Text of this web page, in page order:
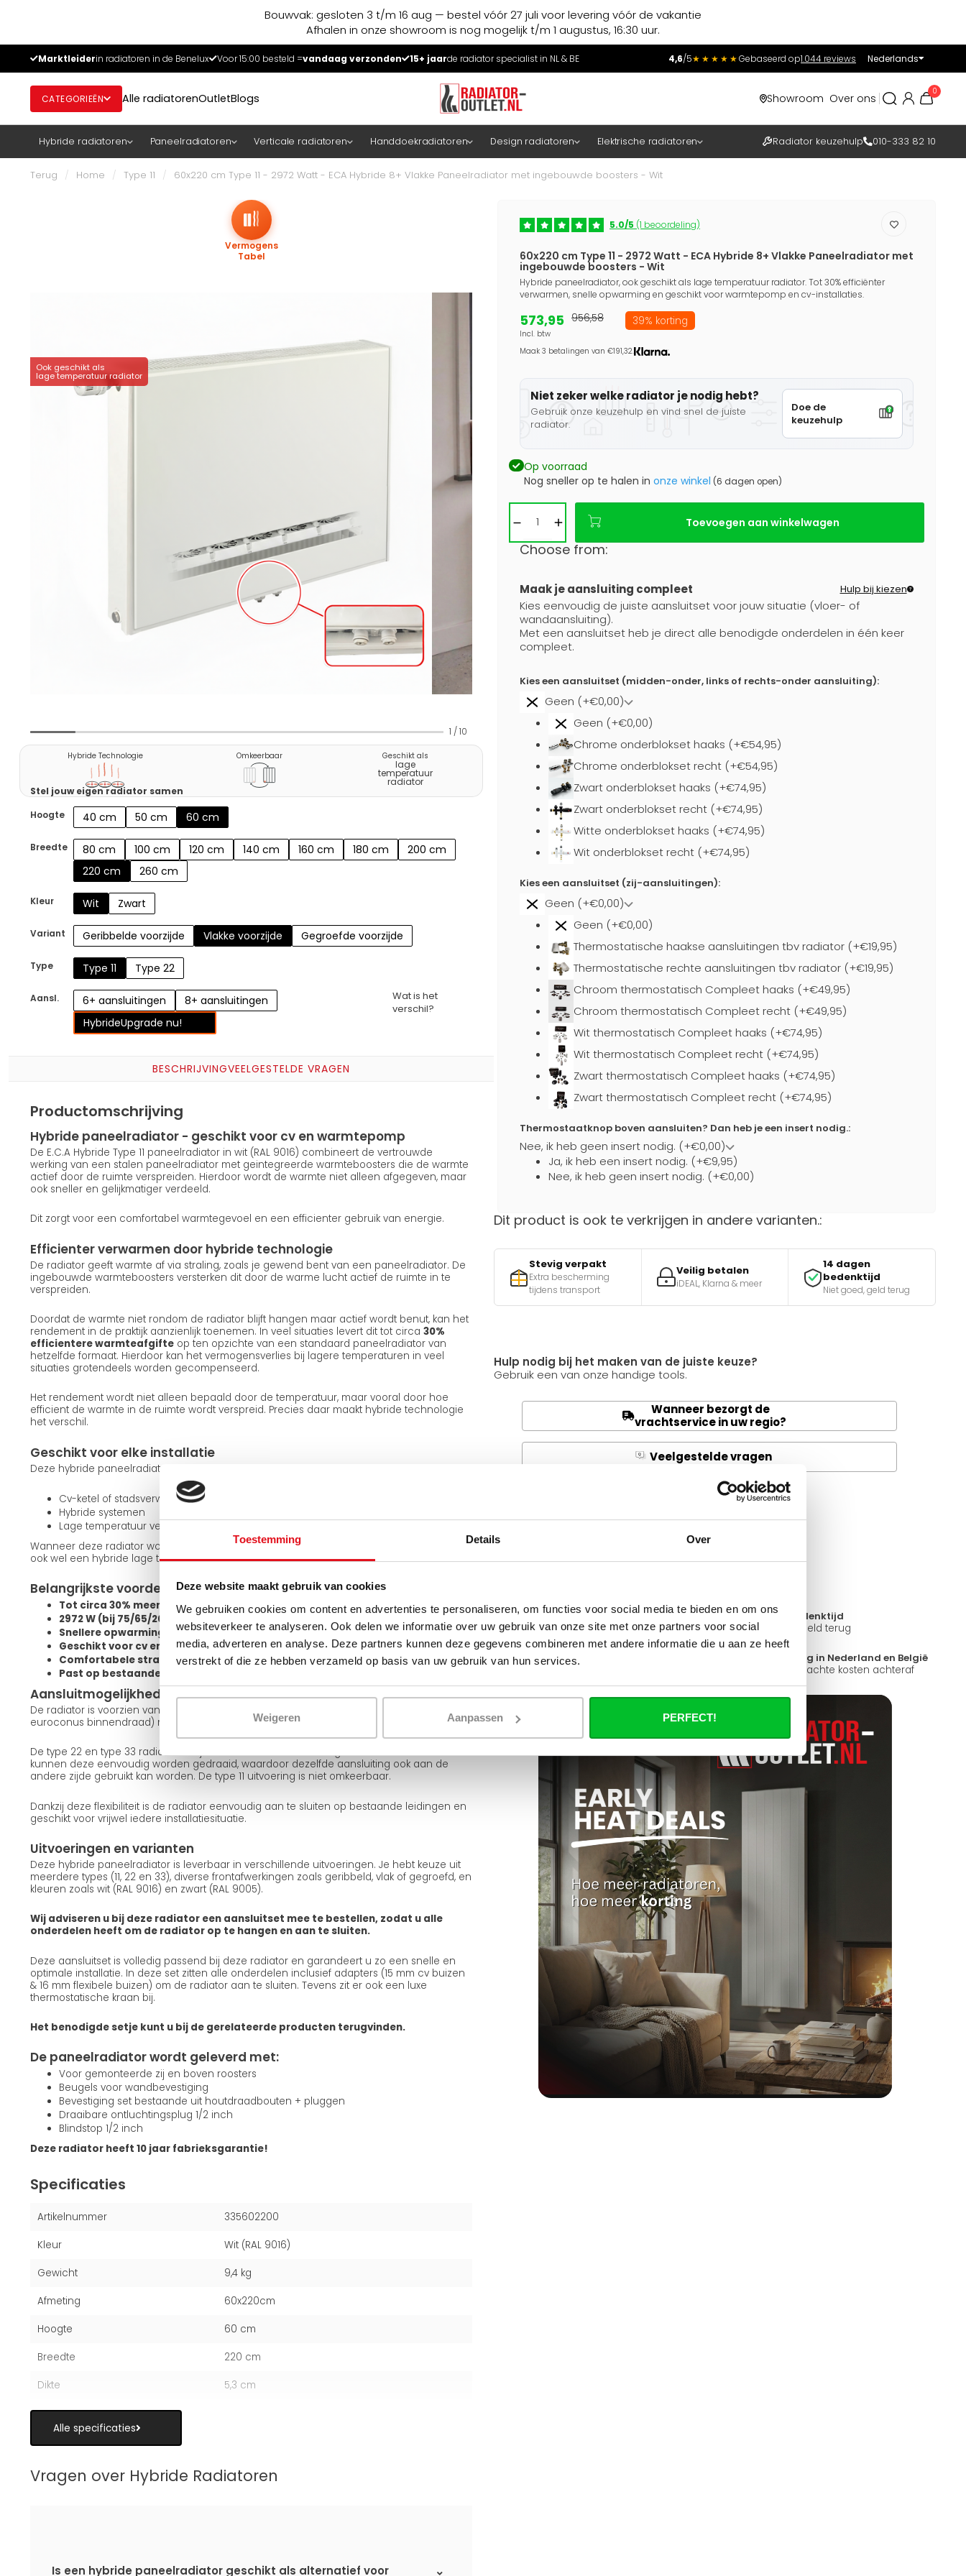
Toestemming Details Over
Deze website maakt gebruik van cookies
We gebruiken cookies om content en advertenties te personaliseren, om functies voor social media te bieden en om ons
websiteverkeer te analyseren. Ook delen we informatie over uw gebruik van onze site met onze partners voor social
media, adverteren en analyse. Deze partners kunnen deze gegevens combineren met andere informatie die u aan ze heeft
verstrekt of die ze hebben verzameld op basis van uw gebruik van hun services.
Weigeren Aanpassen PERFECT!
Bouwvak: gesloten 3 t/m 16 aug — bestel vóór 27 juli voor levering vóór de vakantie
Afhalen in onze showroom is nog mogelijk t/m 1 augustus, 16:30 uur.
Marktleiderin radiatoren in de Benelux Voor 15:00 besteld =vandaag verzonden 15+ jaarde radiator specialist in NL & BE 4,6/5★★★★★Gebaseerd op1.044 reviews Nederlands
CATEGORIEËN Alle radiatorenOutletBlogs Showroom Over ons
0
Hybride radiatoren Paneelradiatoren Verticale radiatoren Handdoekradiatoren Design radiatoren Elektrische radiatoren Radiator keuzehulp 010-333 82 10
Terug / Home / Type 11 / 60x220 cm Type 11 - 2972 Watt - ECA Hybride 8+ Vlakke Paneelradiator met ingebouwde boosters - Wit
Ook geschikt als
lage temperatuur radiator
Vermogens
Tabel
1 /10
Hybride Technologie Omkeerbaar Geschikt als
lage
temperatuur
radiator
Stel jouw eigen radiator samen
Hoogte
40 cm 50 cm 60 cm
Breedte 80 cm 100 cm 120 cm 140 cm 160 cm 180 cm
200 cm
220 cm
260 cm
Kleur Wit Zwart
Variant Geribbelde voorzijde Vlakke voorzijde Gegroefde voorzijde
Type Type 11 Type 22
Aansl. 6+ aansluitingen
8+ aansluitingen
HybrideUpgrade nu!
Wat is het
verschil?
BESCHRIJVINGVEELGESTELDE VRAGEN
Productomschrijving
Hybride paneelradiator - geschikt voor cv en warmtepomp
De E.C.A Hybride Type 11 paneelradiator in wit (RAL 9016) combineert de vertrouwde
werking van een stalen paneelradiator met geintegreerde warmteboosters die de warmte
actief door de ruimte verspreiden. Hierdoor wordt de warmte niet alleen afgegeven, maar
ook sneller en gelijkmatiger verdeeld.
Dit zorgt voor een comfortabel warmtegevoel en een efficienter gebruik van energie.
Efficienter verwarmen door hybride technologie
De radiator geeft warmte af via straling, zoals je gewend bent van een paneelradiator. De
ingebouwde warmteboosters versterken dit door de warme lucht actief de ruimte in te
verspreiden.
Doordat de warmte niet rondom de radiator blijft hangen maar actief wordt benut, kan het
rendement in de praktijk aanzienlijk toenemen. In veel situaties levert dit tot circa 30%
efficientere warmteafgifte op ten opzichte van een standaard paneelradiator van
hetzelfde formaat. Hierdoor kan het vermogensverlies bij lagere temperaturen in veel
situaties grotendeels worden gecompenseerd.
Het rendement wordt niet alleen bepaald door de temperatuur, maar vooral door hoe
efficient de warmte in de ruimte wordt verspreid. Precies daar maakt hybride technologie
het verschil.
Geschikt voor elke installatie
Deze hybride paneelradiator is geschikt voor:
Cv-ketel of stadsverwarming
Hybride systemen
Lage temperatuur verwarming zoals een warmtepomp
Wanneer deze radiator wordt toegepast binnen een lage temperatuur systeem, wordt dit
ook wel een hybride lage temperatuur radiator genoemd.
Belangrijkste voordelen
Tot circa 30% meer rendement uit dezelfde radiator
2972 W (bij 75/65/20degC) / 1486 W (bij 55/45/20degC)
Snellere opwarming van de ruimte
Geschikt voor cv en warmtepomp
Comfortabele stralingswarmte met betere verdeling
Past op bestaande aansluitingen
Aansluitmogelijkheden en installatie
De radiator is voorzien van 4x zij-, 2x zij-onder- en 2x midden-onder aansluitingen (1/2"
euroconus binnendraad) met een standaard hartafstand aan de onderkant van 50 mm.
De type 22 en type 33 radiatoren zijn omkeerbaar. Met de meegeleverde J-consoles
kunnen deze eenvoudig worden gedraaid, waardoor dezelfde aansluiting ook aan de
andere zijde gebruikt kan worden. De type 11 uitvoering is niet omkeerbaar.
Dankzij deze flexibiliteit is de radiator eenvoudig aan te sluiten op bestaande leidingen en
geschikt voor vrijwel iedere installatiesituatie.
Uitvoeringen en varianten
Deze hybride paneelradiator is leverbaar in verschillende uitvoeringen. Je hebt keuze uit
meerdere types (11, 22 en 33), diverse frontafwerkingen zoals geribbeld, vlak of gegroefd, en
kleuren zoals wit (RAL 9016) en zwart (RAL 9005).
Wij adviseren u bij deze radiator een aansluitset mee te bestellen, zodat u alle
onderdelen heeft om de radiator op te hangen en aan te sluiten.
Deze aansluitset is volledig passend bij deze radiator en garandeert u zo een snelle en
optimale installatie. In deze set zitten alle onderdelen inclusief adapters (15 mm cv buizen
& 16 mm flexibele buizen) om de radiator aan te sluiten. Tevens zit er ook een luxe
thermostatische kraan bij.
Het benodigde setje kunt u bij de gerelateerde producten terugvinden.
De paneelradiator wordt geleverd met:
Voor gemonteerde zij en boven roosters
Beugels voor wandbevestiging
Bevestiging set bestaande uit houtdraadbouten + pluggen
Draaibare ontluchtingsplug 1/2 inch
Blindstop 1/2 inch
Deze radiator heeft 10 jaar fabrieksgarantie!
Specificaties
Artikelnummer 335602200
Kleur Wit (RAL 9016)
Gewicht 9,4 kg
Afmeting 60x220cm
Hoogte 60 cm
Breedte 220 cm
Dikte 5,3 cm
Alle specificaties
Vragen over Hybride Radiatoren
Is een hybride paneelradiator geschikt als alternatief voor
5.0/5 (1 beoordeling)
60x220 cm Type 11 - 2972 Watt - ECA Hybride 8+ Vlakke Paneelradiator met
ingebouwde boosters - Wit
Hybride paneelradiator, ook geschikt als lage temperatuur radiator. Tot 30% efficiënter
verwarmen, snelle opwarming en geschikt voor warmtepomp en cv-installaties.
573,95
Incl. btw
956,58 39% korting
Maak 3 betalingen van €191,32.
Niet zeker welke radiator je nodig hebt?
Gebruik onze keuzehulp en vind snel de juiste
radiator.
Doe de
keuzehulp
Op voorraad
Nog sneller op te halen in onze winkel (6 dagen open)
Toevoegen aan winkelwagen
Choose from:
Maak je aansluiting compleet Hulp bij kiezen
Kies eenvoudig de juiste aansluitset voor jouw situatie (vloer- of
wandaansluiting).
Met een aansluitset heb je direct alle benodigde onderdelen in één keer
compleet.
Kies een aansluitset (midden-onder, links of rechts-onder aansluiting):
Geen (+€0,00)
Geen (+€0,00)
Chrome onderblokset haaks (+€54,95)
Chrome onderblokset recht (+€54,95)
Zwart onderblokset haaks (+€74,95)
Zwart onderblokset recht (+€74,95)
Witte onderblokset haaks (+€74,95)
Wit onderblokset recht (+€74,95)
Kies een aansluitset (zij-aansluitingen):
Geen (+€0,00)
Geen (+€0,00)
Thermostatische haakse aansluitingen tbv radiator (+€19,95)
Thermostatische rechte aansluitingen tbv radiator (+€19,95)
Chroom thermostatisch Compleet haaks (+€49,95)
Chroom thermostatisch Compleet recht (+€49,95)
Wit thermostatisch Compleet haaks (+€74,95)
Wit thermostatisch Compleet recht (+€74,95)
Zwart thermostatisch Compleet haaks (+€74,95)
Zwart thermostatisch Compleet recht (+€74,95)
Thermostaatknop boven aansluiten? Dan heb je een insert nodig.:
Nee, ik heb geen insert nodig. (+€0,00)
Ja, ik heb een insert nodig. (+€9,95)
Nee, ik heb geen insert nodig. (+€0,00)
Dit product is ook te verkrijgen in andere varianten.:
Stevig verpakt
Extra bescherming
tijdens transport
Veilig betalen
iDEAL, Klarna & meer
14 dagen
bedenktijd
Niet goed, geld terug
Hulp nodig bij het maken van de juiste keuze?
Gebruik een van onze handige tools.
Wanneer bezorgt de
vrachtservice in uw regio?
A
Q Veelgestelde vragen
Heb je een vraag over dit product ?
Simon helpt je graag en kan al je vragen beantwoorden.
Ruim assortiment
Levering uit eigen voorraad
14 dagen bedenktijd
Niet goed = Geld terug
Zelf ophalen in de winkel?
Snelle levering in Nederland en België
Geen onverwachte kosten achteraf